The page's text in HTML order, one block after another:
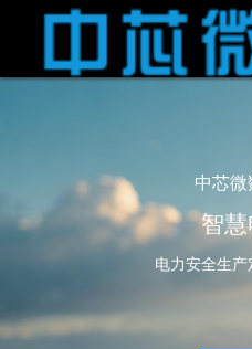
中芯
智
电力安全生